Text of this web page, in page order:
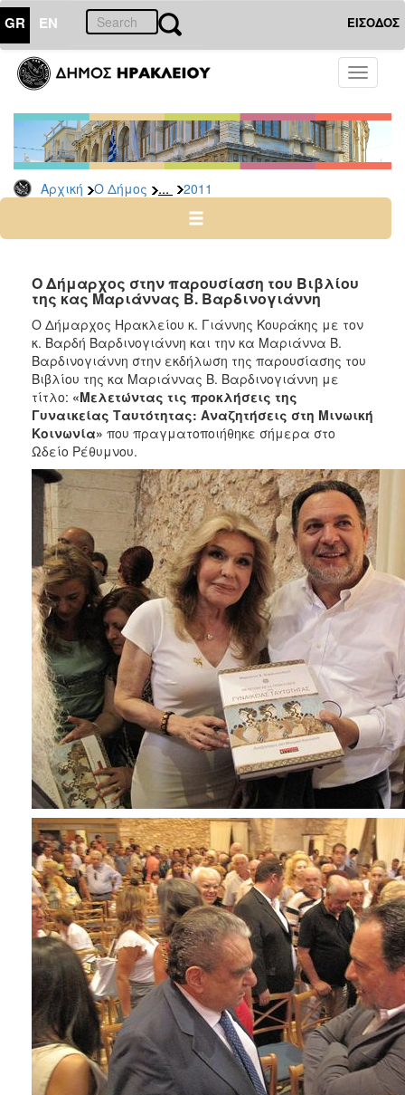
GR EN ΕΙΣΟΔΟΣ
Toggle
Αρχική Ο Δήμος ... 2011
ΔΗΜΟΣ
Δελτία
Τύπου
Αρχείο
2026
2024
2022
2021
2020
2019
2018
2017
2016
2015
2013
2012
2011
2010
ΤΟΠΟΣ
ΠΟΛΙΤΙΣΜΟΣ
ΑΝΘΕΚΤΙΚΗ
ΠΟΛΗ
Ο Δήμαρχος στην παρουσίαση του Βιβλίου
της κας Μαριάννας Β. Βαρδινογιάννη
Ο Δήμαρχος Ηρακλείου κ. Γιάννης Κουράκης με τον
κ. Βαρδή Βαρδινογιάννη και την κα Μαριάννα Β.
Βαρδινογιάννη στην εκδήλωση της παρουσίασης του
Βιβλίου της κα Μαριάννας Β. Βαρδινογιάννη με
τίτλο: «Μελετώντας τις προκλήσεις της
Γυναικείας Ταυτότητας: Αναζητήσεις στη Μινωική
Κοινωνία» που πραγματοποιήθηκε σήμερα στο
Ωδείο Ρέθυμνου.